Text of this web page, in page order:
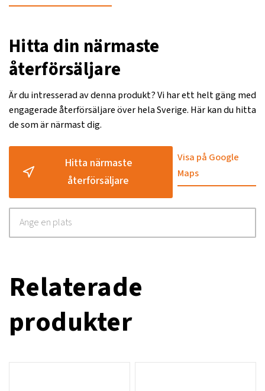
Hitta din närmaste
återförsäljare
Är du intresserad av denna produkt? Vi har ett helt gäng med
engagerade återförsäljare över hela Sverige. Här kan du hitta
de som är närmast dig.
Hitta närmaste
återförsäljare
Visa på Google
Maps
Relaterade
produkter